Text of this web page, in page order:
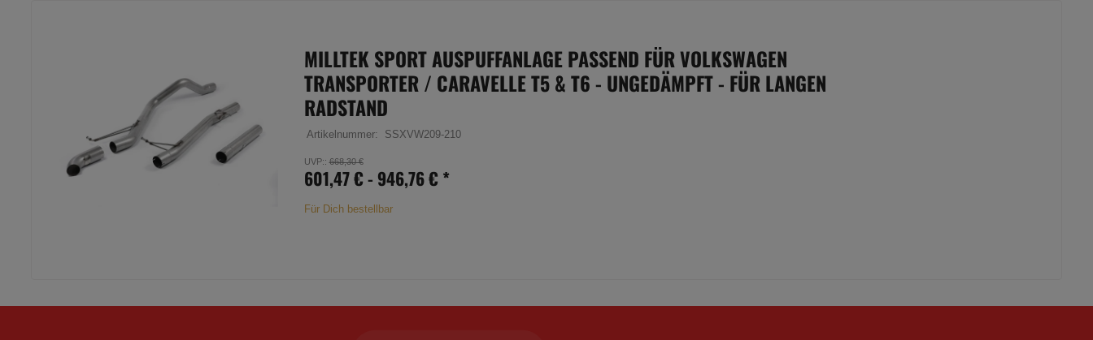
MILLTEK SPORT AUSPUFFANLAGE PASSEND FÜR VOLKSWAGEN
TRANSPORTER / CARAVELLE T5 & T6 - UNGEDÄMPFT - FÜR LANGEN
RADSTAND
Artikelnummer: SSXVW209-210
UVP::668,30 €
601,47 € - 946,76 € *
Für Dich bestellbar